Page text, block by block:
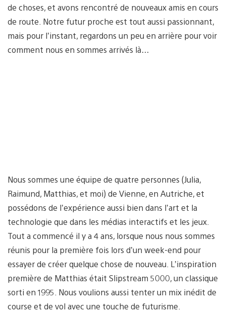
de choses, et avons rencontré de nouveaux amis en cours
de route. Notre futur proche est tout aussi passionnant,
mais pour l’instant, regardons un peu en arrière pour voir
comment nous en sommes arrivés là…
Nous sommes une équipe de quatre personnes (Julia,
Raimund, Matthias, et moi) de Vienne, en Autriche, et
possédons de l’expérience aussi bien dans l’art et la
technologie que dans les médias interactifs et les jeux.
Tout a commencé il y a 4 ans, lorsque nous nous sommes
réunis pour la première fois lors d’un week-end pour
essayer de créer quelque chose de nouveau. L’inspiration
première de Matthias était Slipstream 5000, un classique
sorti en 1995. Nous voulions aussi tenter un mix inédit de
course et de vol avec une touche de futurisme.